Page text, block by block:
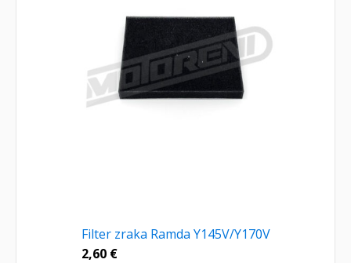
Filter zraka Ramda Y145V/Y170V
2,60 €